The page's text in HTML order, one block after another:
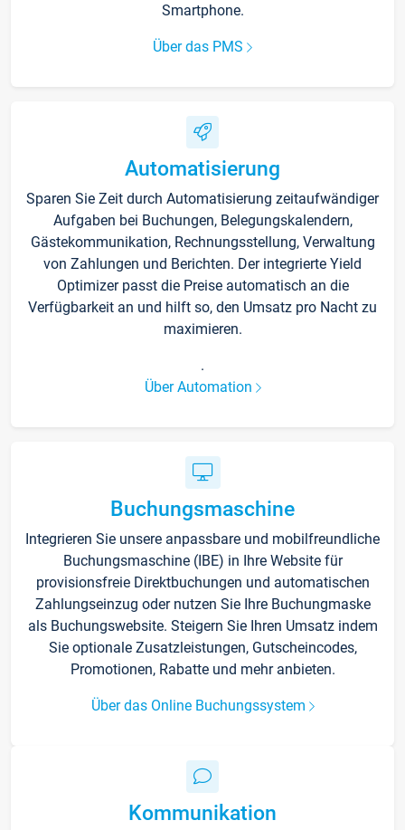
Smartphone.
Über das PMS
Automatisierung
Sparen Sie Zeit durch Automatisierung zeitaufwändiger
Aufgaben bei Buchungen, Belegungskalendern,
Gästekommunikation, Rechnungsstellung, Verwaltung
von Zahlungen und Berichten. Der integrierte Yield
Optimizer passt die Preise automatisch an die
Verfügbarkeit an und hilft so, den Umsatz pro Nacht zu
maximieren.
.
Über Automation
Buchungsmaschine
Integrieren Sie unsere anpassbare und mobilfreundliche
Buchungsmaschine (IBE) in Ihre Website für
provisionsfreie Direktbuchungen und automatischen
Zahlungseinzug oder nutzen Sie Ihre Buchungmaske
als Buchungswebsite. Steigern Sie Ihren Umsatz indem
Sie optionale Zusatzleistungen, Gutscheincodes,
Promotionen, Rabatte und mehr anbieten.
Über das Online Buchungssystem
Kommunikation